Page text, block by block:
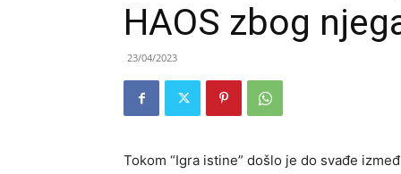
HAOS zbog
23/04/2023
Tokom “Igra istine” došlo je do svađe